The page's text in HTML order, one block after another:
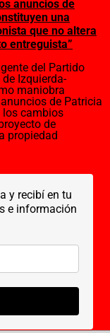
anuncios de
una
que no altera
entreguista”
del Partido
de Izquierda-
maniobra
de Patricia
los cambios
de
propiedad
y recibí en tu
e información